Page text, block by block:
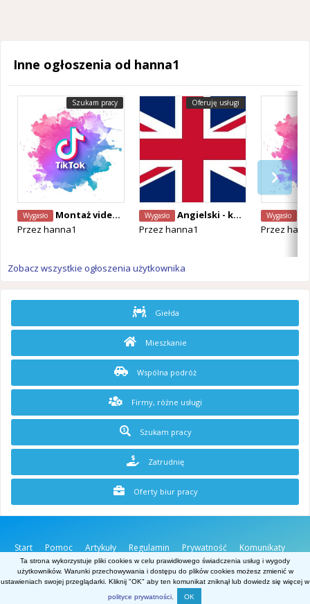
Inne ogłoszenia od hanna1
Szukam pracy
Wygasło
Montaż video - szukam pracy zdanej
Przez hanna1
Oferuję usługi
Wygasło
Angielski - korepetycje online!
Przez hanna1
Wygasło
Przez
Zobacz wszystkie ogłoszenia użytkownika
Giełda
Mieszkanie
Wspólna podróż
Firmy, różne usługi
Szukam pracy
Zatrudnię
Oferty biur pracy
Start Pomoc Artykuły Regulamin Prywatność
Komunikaty
O stronie
Kontakt
Belgia.net
Powered by Invision Community
Ta strona wykorzystuje pliki cookies w celu prawidłowego świadczenia usług i wygody
użytkowników. Warunki przechowywania i dostępu do plików cookies możesz zmienić w
ustawieniach swojej przeglądarki. Kliknij "OK" aby ten komunikat zniknął lub dowiedz się więcej w
polityce prywatności. OK